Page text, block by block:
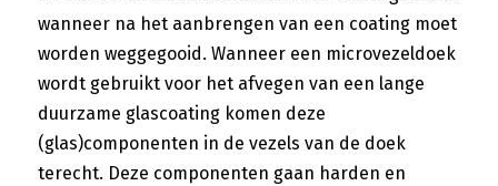
wanneer na het aanbrengen van een coating moet
worden weggegooid. Wanneer een microvezeldoek
wordt gebruikt voor het afvegen van een lange
duurzame glascoating komen deze
(glas)componenten in de vezels van de doek
terecht. Deze componenten gaan harden en